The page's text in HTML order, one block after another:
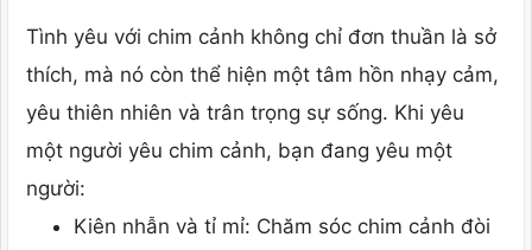
Tình yêu với chim cảnh không chỉ đơn thuần là sở
thích, mà nó còn thể hiện một tâm hồn nhạy cảm,
yêu thiên nhiên và trân trọng sự sống. Khi yêu
một người yêu chim cảnh, bạn đang yêu một
người:
Kiên nhẫn và tỉ mỉ: Chăm sóc chim cảnh đòi